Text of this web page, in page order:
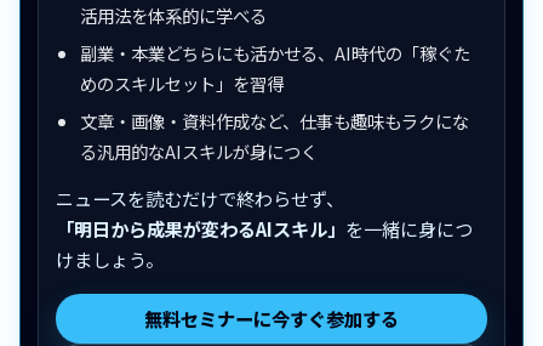
活用法を体系的に学べる
副業・本業どちらにも活かせる、AI時代の「稼ぐた
めのスキルセット」を習得
文章・画像・資料作成など、仕事も趣味もラクにな
る汎用的なAIスキルが身につく
ニュースを読むだけで終わらせず、
「明日から成果が変わるAIスキル」 を一緒に身につ
けましょう。
無料セミナーに今すぐ参加する